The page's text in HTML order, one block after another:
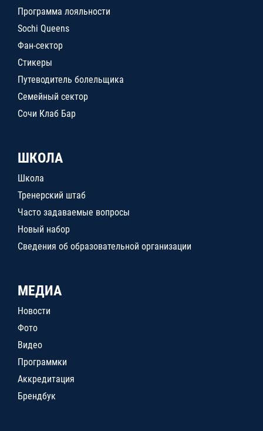
Программа лояльности
Sochi Queens
Фан-сектор
Стикеры
Путеводитель болельщика
Семейный сектор
Сочи Клаб Бар
ШКОЛА
Школа
Тренерский штаб
Часто задаваемые вопросы
Новый набор
Сведения об образовательной организации
МЕДИА
Новости
Фото
Видео
Программки
Аккредитация
Брендбук